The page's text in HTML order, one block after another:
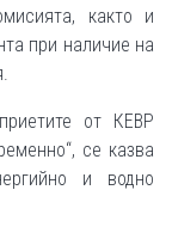
както и
при наличие на
от КЕВР
се казва
и водно